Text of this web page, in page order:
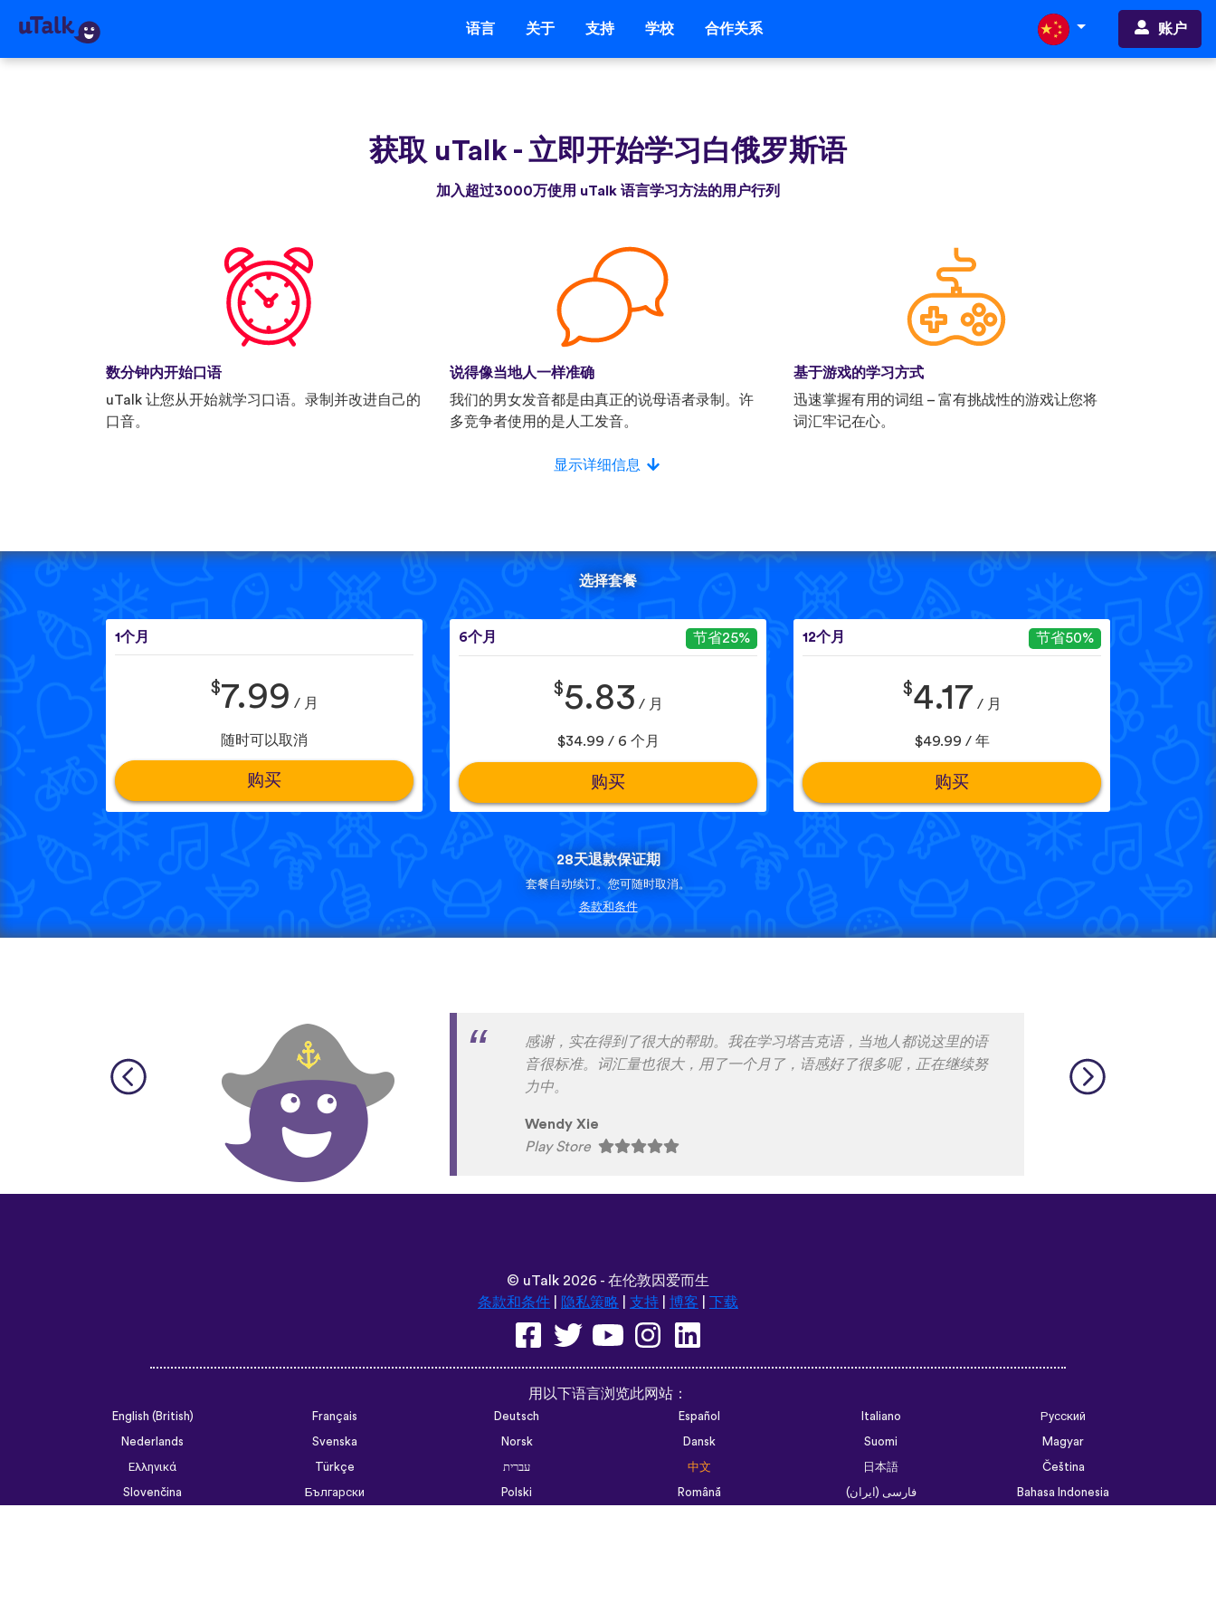
语言 关于 支持 学校 合作关系 账户
获取 uTalk - 立即开始学习白俄罗斯语
加入超过3000万使用 uTalk 语言学习方法的用户行列
数分钟内开始口语
uTalk 让您从开始就学习口语。录制并改进自己的
口音。
说得像当地人一样准确
我们的男女发音都是由真正的说母语者录制。许
多竞争者使用的是人工发音。
基于游戏的学习方式
迅速掌握有用的词组 – 富有挑战性的游戏让您将
词汇牢记在心。
显示详细信息
选择套餐
1个月
$7.99 / 月
随时可以取消
购买
6个月 节省25%
$5.83 / 月
$34.99 / 6 个月
购买
12个月 节省50%
$4.17 / 月
$49.99 / 年
购买
28天退款保证期
套餐自动续订。您可随时取消。
条款和条件
有各种方言，这是一般语言学习软件没有的
ahhflz
用以下语言浏览此网站：
English (British) Français Deutsch Español Italiano
Русский
Norsk
Ελληνικά
Türkçe עברית 中文 日本語
Čeština
Slovenčina
Български Polski Română فارسی (ایران)
Bahasa Indonesia
ไทย
Tiếng Việt 한국어 Português do Brasil Українська
العربية الرسمية الحديثة
Монгол
Azərbaycan dili